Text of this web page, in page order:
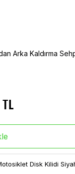
Arka Kaldırma